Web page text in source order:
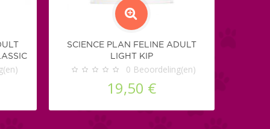
SCIENCE PLAN FELINE ADULT
LIGHT KIP
0 Beoordeling(en)
19,50 €